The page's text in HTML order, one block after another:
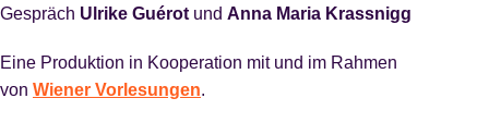
Gespräch Ulrike Guérot und Anna Maria Krassnigg
Eine Produktion in Kooperation mit und im Rahmen
von Wiener Vorlesungen.